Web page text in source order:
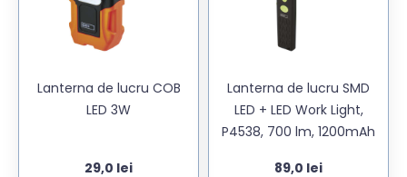
Lanterna de lucru COB
LED 3W
29,0 lei
Lanterna de lucru SMD
LED + LED Work Light,
P4538, 700 lm, 1200mAh
89,0 lei